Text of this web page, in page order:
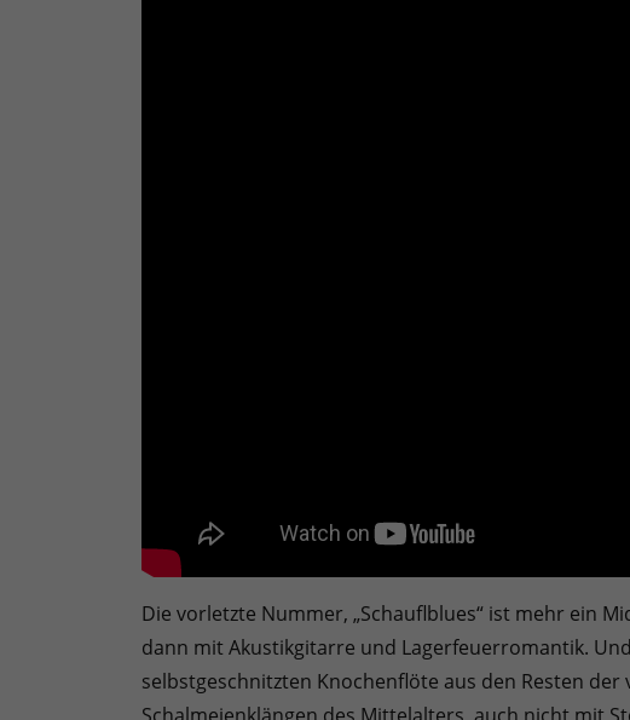
Die vorletzte Nummer, „Schauflblues“ ist mehr ein
dann mit Akustikgitarre und Lagerfeuerromantik.
selbstgeschnitzten Knochenflöte aus den Resten